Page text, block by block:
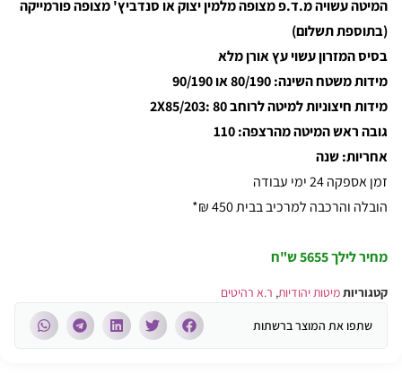
המיטה עשויה מ.ד.פ מצופה מלמין יצוק או סנדביץ' מצופה פורמייקה
(בתוספת תשלום)
בסיס המזרון עשוי עץ אורן מלא
מידות משטח השינה: 80/190 או 90/190
מידות חיצוניות למיטה לרוחב 80 :2X85/203
גובה ראש המיטה מהרצפה: 110
אחריות: שנה
זמן אספקה 24 ימי עבודה
הובלה והרכבה למרכיב בבית 450 ₪*
מחיר לילך 5655 ש"ח
קטגוריותמיטות יהודיות, ר.א רהיטים
שתפו את המוצר ברשתות